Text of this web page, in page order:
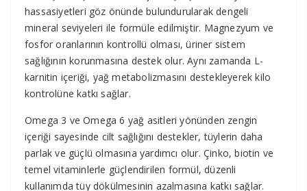
hassasiyetleri göz önünde bulundurularak dengeli
mineral seviyeleri ile formüle edilmiştir. Magnezyum ve
fosfor oranlarının kontrollü olması, üriner sistem
sağlığının korunmasına destek olur. Aynı zamanda L-
karnitin içeriği, yağ metabolizmasını destekleyerek kilo
kontrolüne katkı sağlar.
Omega 3 ve Omega 6 yağ asitleri yönünden zengin
içeriği sayesinde cilt sağlığını destekler, tüylerin daha
parlak ve güçlü olmasına yardımcı olur. Çinko, biotin ve
temel vitaminlerle güçlendirilen formül, düzenli
kullanımda tüy dökülmesinin azalmasına katkı sağlar.